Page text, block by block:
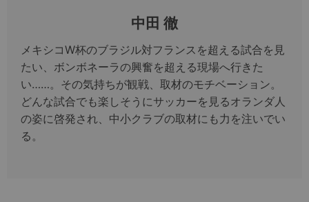
中田 徹
メキシコW杯のブラジル対フランスを超える試合を見
たい、ボンボネーラの興奮を超える現場へ行きた
い……。その気持ちが観戦、取材のモチベーション。
どんな試合でも楽しそうにサッカーを見るオランダ人
の姿に啓発され、中小クラブの取材にも力を注いでい
る。